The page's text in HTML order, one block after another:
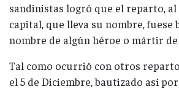
sandinistas logró que el reparto,
capital, que lleva su nombre, fuese
nombre de algún héroe o mártir
Tal como ocurrió con otros
el 5 de Diciembre, bautizado así